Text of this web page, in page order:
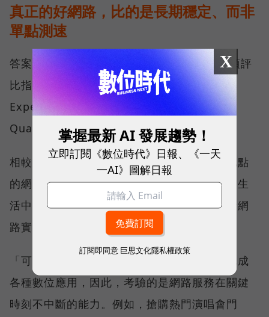
真正的好網路，比的是長期穩定、而非
單點測速
答案，就藏在 Opensignal 最具代表性的兩項評
比指標──可靠性體驗（Reliability
Experience）與品質一致性（Consistent
Quality）。
相較於傳統下載速度只反映單一時間、單一地點
的網路表現，這兩項指標更重視使用者在真實生
活中的整體體驗，因此也是最能反映電信業者網
路實力、最難取得的獎項。
「可靠性體驗」衡量的是使用者是否能順利完成
各種數位應用，因此，考驗的是網路服務在關鍵
時刻不中斷的能力。例如，搶購熱門演唱會門
X
掌握最新 AI 發展趨勢！
立即訂閱《數位時代》日報、《一天
一AI》圖解日報
訂閱即同意 巨思文化隱私權政策